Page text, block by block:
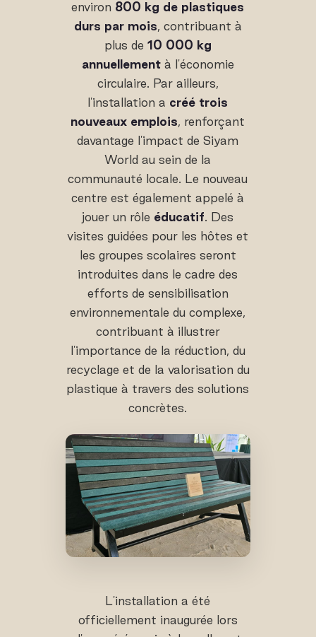
environ 800 kg de plastiques
durs par mois, contribuant à
plus de 10 000 kg
annuellementà l'économie
circulaire. Par ailleurs,
l'installation a créé trois
nouveaux emplois, renforçant
davantage l'impact de Siyam
World au sein de la
communauté locale. Le nouveau
centre est également appelé à
jouer un rôle éducatif. Des
visites guidées pour les hôtes et
les groupes scolaires seront
introduites dans le cadre des
efforts de sensibilisation
environnementale du complexe,
contribuant à illustrer
l'importance de la réduction, du
recyclage et de la valorisation du
plastique à travers des solutions
concrètes.
L'installation a été
officiellement inaugurée lors